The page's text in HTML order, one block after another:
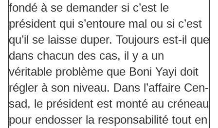
fondé à se demander si c’est le
président qui s’entoure mal ou si c’est
qu’il se laisse duper. Toujours est-il que
dans chacun des cas, il y a un
véritable problème que Boni Yayi doit
régler à son niveau. Dans l’affaire Cen-
sad, le président est monté au créneau
pour endosser la responsabilité tout en